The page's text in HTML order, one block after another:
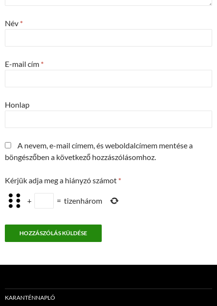
Név *
E-mail cím *
Honlap
A nevem, e-mail címem, és weboldalcímem mentése a
böngészőben a következő hozzászólásomhoz.
Kérjük adja meg a hiányzó számot *
+ = tizenhárom
KARANTÉNNAPLÓ